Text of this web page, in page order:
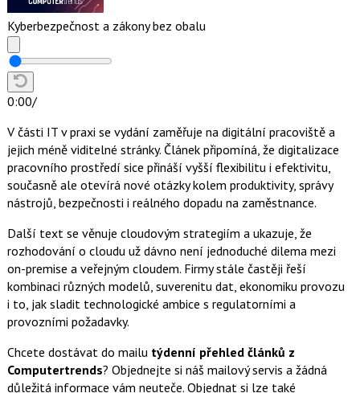
Kyberbezpečnost a zákony bez obalu
0:00/
V části IT v praxi se vydání zaměřuje na digitální pracoviště a
jejich méně viditelné stránky. Článek připomíná, že digitalizace
pracovního prostředí sice přináší vyšší flexibilitu i efektivitu,
současně ale otevírá nové otázky kolem produktivity, správy
nástrojů, bezpečnosti i reálného dopadu na zaměstnance.
Další text se věnuje cloudovým strategiím a ukazuje, že
rozhodování o cloudu už dávno není jednoduché dilema mezi
on-premise a veřejným cloudem. Firmy stále častěji řeší
kombinaci různých modelů, suverenitu dat, ekonomiku provozu
i to, jak sladit technologické ambice s regulatorními a
provozními požadavky.
Chcete dostávat do mailu týdenní přehled článků z
Computertrends? Objednejte si náš mailový servis a žádná
důležitá informace vám neuteče. Objednat si lze také